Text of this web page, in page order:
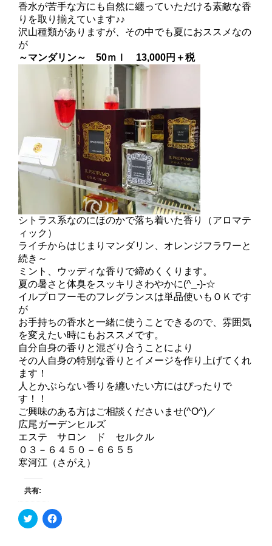
香水が苦手な方にも自然に纏っていただける素敵な香
りを取り揃えています♪♪
沢山種類がありますが、その中でも夏におススメなの
が
～マンダリン～ 50ｍｌ 13,000円＋税
シトラス系なのにほのかで落ち着いた香り（アロマテ
ィック）
ライチからはじまりマンダリン、オレンジフラワーと
続き～
ミント、ウッディな香りで締めくくります。
夏の暑さと体臭をスッキリさわやかに(^_-)-☆
イルプロフーモのフレグランスは単品使いもＯＫです
が
お手持ちの香水と一緒に使うことできるので、雰囲気
を変えたい時にもおススメです。
自分自身の香りと混ざり合うことにより
その人自身の特別な香りとイメージを作り上げてくれ
ます！
人とかぶらない香りを纏いたい方にはぴったりで
す！！
ご興味のある方はご相談くださいませ(^O^)／
広尾ガーデンヒルズ
エステ サロン ド セルクル
０３－６４５０－６６５５
寒河江（さがえ）
共有:
ク
リ
F
a